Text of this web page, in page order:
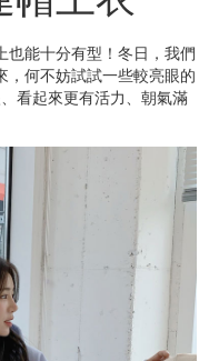
也能十分有型！冬日，我們
，何不妨試試一些較亮眼的
看起來更有活力、朝氣滿